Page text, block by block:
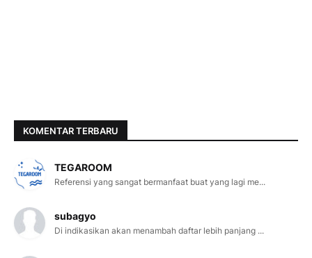
KOMENTAR TERBARU
TEGAROOM
Referensi yang sangat bermanfaat buat yang lagi me...
subagyo
Di indikasikan akan menambah daftar lebih panjang ...